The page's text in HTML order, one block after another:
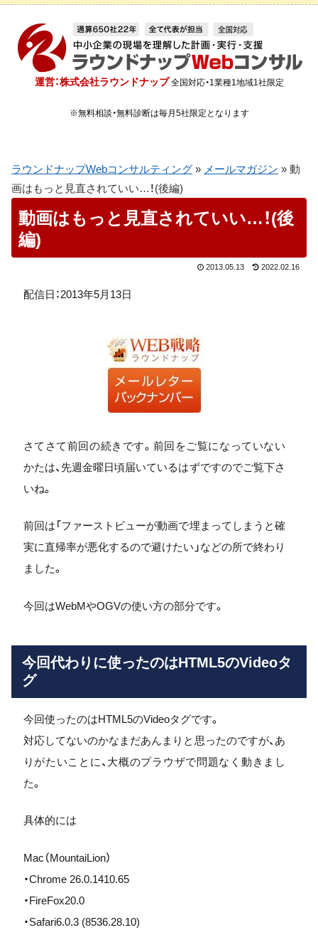
運営：株式会社ラウンドナップ 全国対応・1業種1地域1社限定
※無料相談・無料診断は毎月5社限定となります
ラウンドナップWebコンサルティング » メールマガジン » 動
画はもっと見直されていい…！(後編)
動画はもっと見直されていい…！(後
編)
2013.05.13 2022.02.16
配信日：2013年5月13日
さてさて前回の続きです。前回をご覧になっていない
かたは、先週金曜日頃届いているはずですのでご覧下さ
いね。
前回は「ファーストビューが動画で埋まってしまうと確
実に直帰率が悪化するので避けたい」などの所で終わり
ました。
今回はWebMやOGVの使い方の部分です。
今回代わりに使ったのはHTML5のVideoタ
グ
今回使ったのはHTML5のVideoタグです。
対応してないのかなまだあんまりと思ったのですが、あ
りがたいことに、大概のプラウザで問題なく動きまし
た。
具体的には
Mac（MountaiLion）
・Chrome 26.0.1410.65
・FireFox20.0
・Safari6.0.3 (8536.28.10)